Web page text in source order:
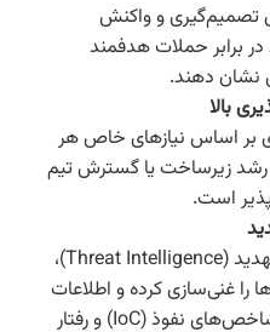
تصمیم‌گیری و واکنش
در برابر حملات هدفمند
نشان دهند.
بالا
بر اساس نیازهای خاص هر
رشد زیرساخت یا گسترش تیم
است.
با ادغام داده‌های هوش تهدید (Threat Intelligence)،
را غنی‌سازی کرده و اطلاعات
دقیق‌تری درباره‌ی منشأ، شاخص‌های نفوذ (IoC) و رفتار